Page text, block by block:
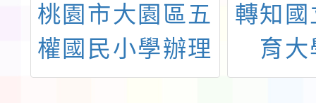
桃園市大園區五
權國民小學辦理
112學年度推動
轉知
育
「113